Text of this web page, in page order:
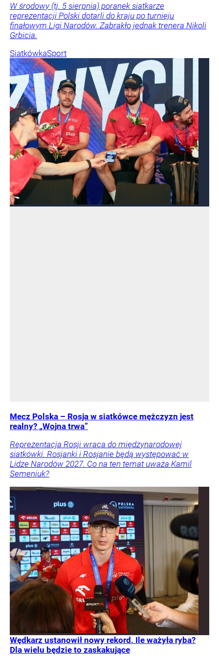
W środowy (tj. 5 sierpnia) poranek siatkarze
reprezentacji Polski dotarli do kraju po turnieju
finałowym Ligi Narodów. Zabrakło jednak trenera Nikoli
Grbicia.
SiatkówkaSport
Mecz Polska – Rosja w siatkówce mężczyzn jest
realny? „Wojna trwa”
Reprezentacja Rosji wraca do międzynarodowej
siatkówki. Rosjanki i Rosjanie będą występować w
Lidze Narodów 2027. Co na ten temat uważa Kamil
Semeniuk?
Wędkarz ustanowił nowy rekord. Ile ważyła ryba?
Dla wielu będzie to zaskakujące